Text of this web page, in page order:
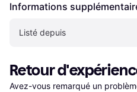
Informations
Listé depuis
Retour
Avez-vous remarqué un